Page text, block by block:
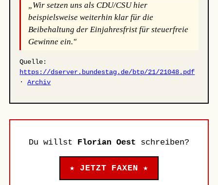
„Wir setzen uns als CDU/CSU hier
beispielsweise weiterhin klar für die
Beibehaltung der Einjahresfrist für steuerfreie
Gewinne ein."
Quelle:
https://dserver.bundestag.de/btp/21/21048.pdf
·Archiv
Du willst Florian Oest schreiben?
★ JETZT FAXEN ★